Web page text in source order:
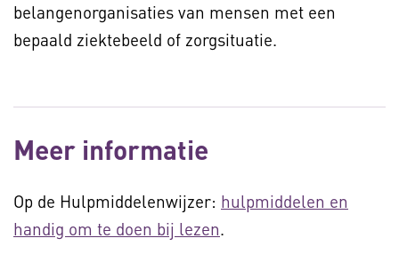
belangenorganisaties van mensen met een
bepaald ziektebeeld of zorgsituatie.
Meer informatie
Op de Hulpmiddelenwijzer: hulpmiddelen en
handig om te doen bij lezen.